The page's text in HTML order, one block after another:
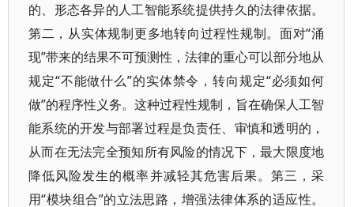
的、形态各异的人工智能系统提供持久的法律依据。
第二，从实体规制更多地转向过程性规制。面对“涌
现”带来的结果不可预测性，法律的重心可以部分地从
规定“不能做什么”的实体禁令，转向规定“必须如何
做”的程序性义务。这种过程性规制，旨在确保人工智
能系统的开发与部署过程是负责任、审慎和透明的，
从而在无法完全预知所有风险的情况下，最大限度地
降低风险发生的概率并减轻其危害后果。第三，采
用“模块组合”的立法思路，增强法律体系的适应性。